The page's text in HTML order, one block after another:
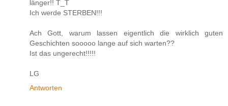
länger!! T_T
Ich werde STERBEN!!!
Ach Gott, warum lassen eigentlich die wirklich guten
Geschichten sooooo lange auf sich warten??
Ist das ungerecht!!!!!
LG
Antworten